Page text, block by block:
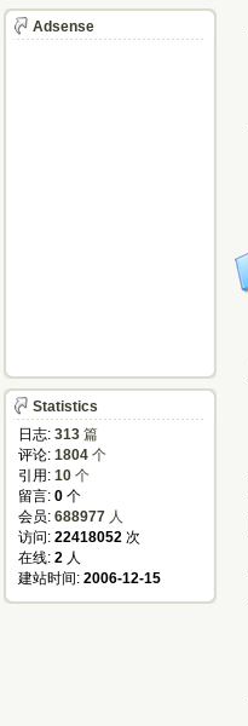
Adsense
Statistics
日志: 313 篇
评论: 1804 个
引用: 10 个
留言: 0 个
会员: 688977 人
访问: 22418052 次
在线: 2 人
建站时间: 2006-12-15